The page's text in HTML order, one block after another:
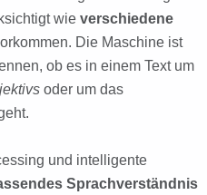
wie verschiedene
Die Maschine ist
ob es in einem Text um
oder um das
und intelligente
Sprachverständnis